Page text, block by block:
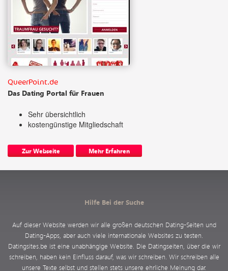
QueerPoint.de
Das Dating Portal für Frauen
Sehr übersichtlich
kostengünstige Mitgliedschaft
Zur Webseite Mehr Erfahren
Hilfe Bei der Suche
Auf dieser Website werden wir alle großen deutschen Dating-Seiten und
Dating-Apps, aber auch viele internationale Websites zu testen.
Datingsites.be ist eine unabhängige Website. Die Datingseiten, über die wir
schreiben, haben kein Einfluss darauf, was wir schreiben. Wir schreiben alle
unsere Texte selbst und stellen stets unsere ehrliche Meinung dar.